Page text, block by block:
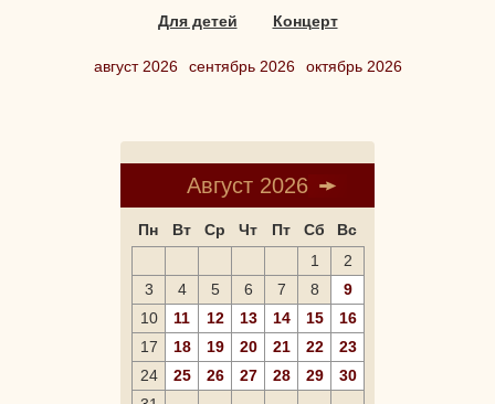
Для детей Концерт
август 2026 сентябрь 2026 октябрь 2026
Август 2026
Пн Вт Ср Чт Пт Сб
Вс
1
2
3
4 5 6 7 8
9
10
11 12 13 14 15
16
17
18 19 20 21 22
23
24
25 26 27 28 29
30